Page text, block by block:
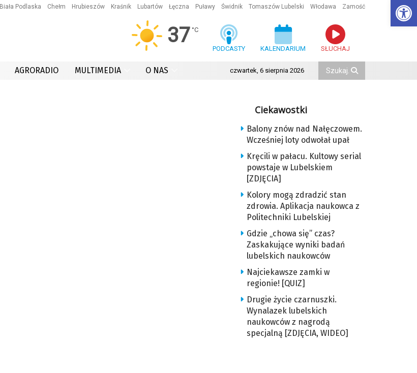
Biała Podlaska Chełm Hrubieszów Kraśnik Lubartów Łęczna Puławy Świdnik Tomaszów Lubelski Włodawa Zamość
37 °C
PODCASTY KALENDARIUM SŁUCHAJ
AGRORADIO MULTIMEDIA O NAS czwartek, 6 sierpnia 2026
Ciekawostki
Balony znów nad Nałęczowem.
Wcześniej loty odwołał upał
Kręcili w pałacu. Kultowy serial
powstaje w Lubelskiem
[ZDJĘCIA]
Kolory mogą zdradzić stan
zdrowia. Aplikacja naukowca z
Politechniki Lubelskiej
Gdzie „chowa się” czas?
Zaskakujące wyniki badań
lubelskich naukowców
Najciekawsze zamki w
regionie! [QUIZ]
Drugie życie czarnuszki.
Wynalazek lubelskich
naukowców z nagrodą
specjalną [ZDJĘCIA, WIDEO]